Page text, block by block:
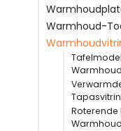
Warmhoud-
Tafelmodel
Roterende